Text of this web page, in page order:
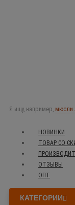
Я ищу, например, мюсли
НОВИНКИ
ТОВАР СО
ОТЗЫВЫ
ОПТ
КАТЕГОРИИ